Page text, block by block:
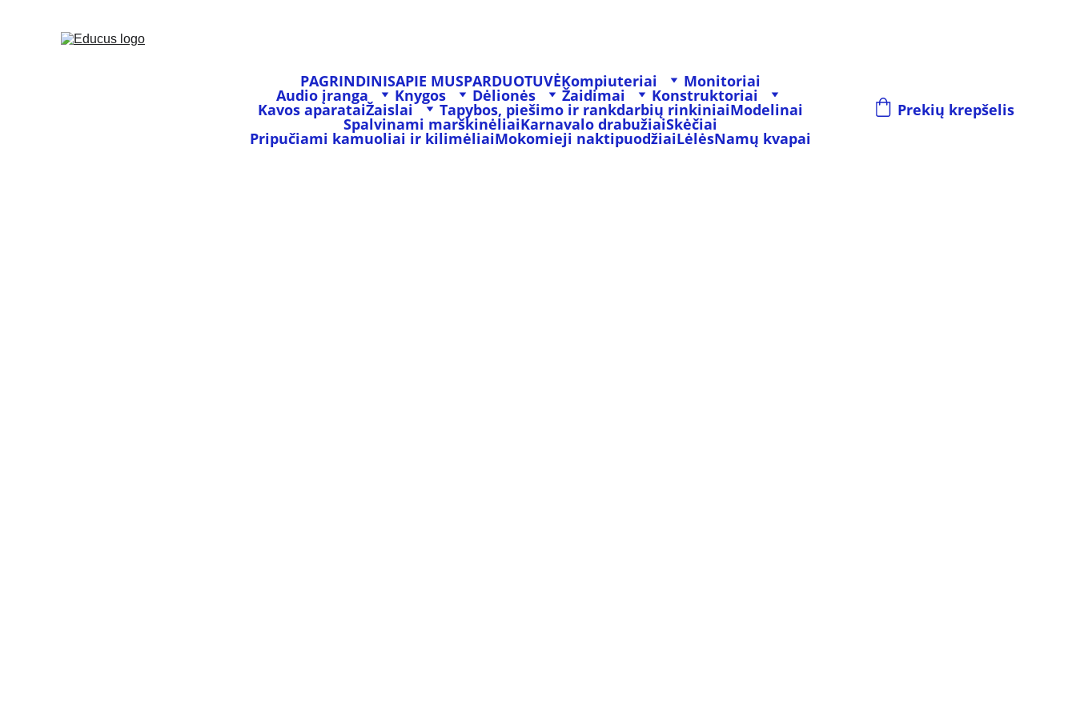
PAGRINDINISAPIE MUSPARDUOTUVĖKompiuteriai Monitoriai
Audio įranga Knygos Dėlionės Žaidimai Konstruktoriai
Kavos aparataiŽaislai Tapybos, piešimo ir rankdarbių rinkiniaiModelinai
Spalvinami marškinėliaiKarnavalo drabužiaiSkėčiai
Pripučiami kamuoliai ir kilimėliaiMokomieji naktipuodžiaiLėlėsNamų kvapai
Prekių krepšelis